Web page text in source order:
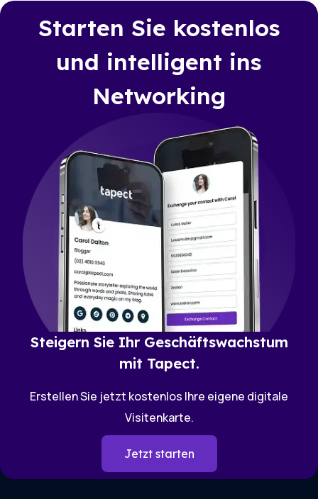
Starten Sie kostenlos
und intelligent ins
Networking
Steigern Sie Ihr Geschäftswachstum
mit Tapect.
Erstellen Sie jetzt kostenlos Ihre eigene digitale
Visitenkarte.
Jetzt starten